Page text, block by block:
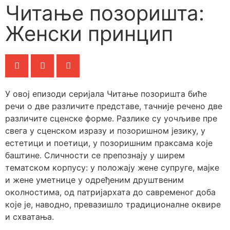
Читање позоришта:
Женски принцип
У овој епизоди серијала Читање позоришта биће
речи о две различите представе, тачније речено две
различите сценске форме. Разлике су уочљиве пре
свега у сценском изразу и позоришном језику, у
естетици и поетици, у позоришним праксама које
баштине. Сличности се препознају у ширем
тематском корпусу: у положају жене супруге, мајке
и жене уметнице у одређеним друштвеним
околностима, од патријархата до савременог доба
које је, наводно, превазишло традиционалне оквире
и схватања.